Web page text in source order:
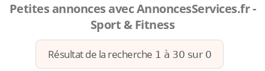
Petites annonces avec AnnoncesServices.fr -
Sport & Fitness
Résultat de la recherche 1 à 30 sur 0